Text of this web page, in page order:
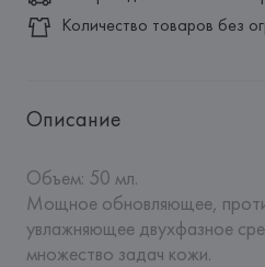
Количество товаров без
Описание
Объем: 50 мл.
Мощное обновляющее,
увлажняющее двухфазное
множество задач кожи.